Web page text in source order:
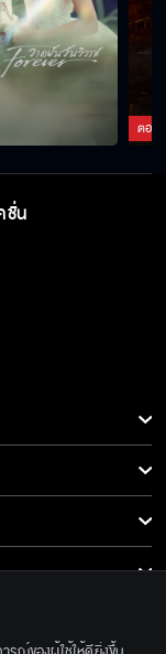
มีย แม่จะได้สบายใจ
ดไป
ทั้งผี
ได้ไอ้มากเป็นผัวจนตัว
ตอน
ชั่น